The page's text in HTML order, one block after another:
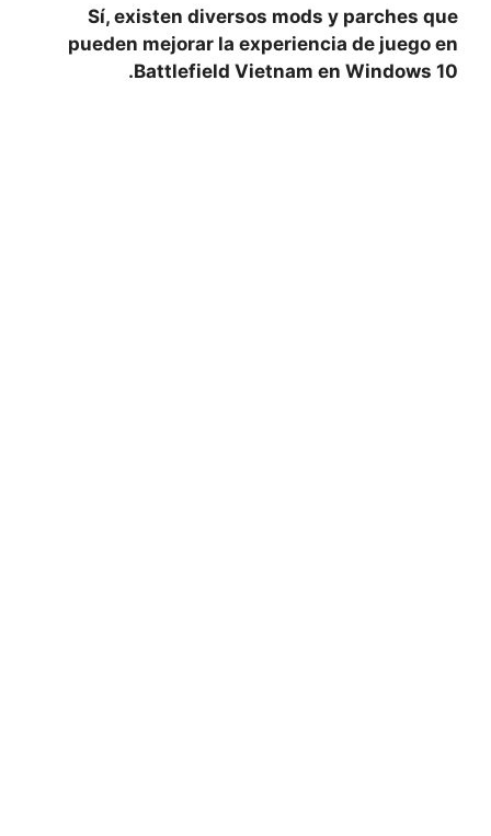
Sí, existen diversos mods y parches que
pueden mejorar la experiencia de juego en
Battlefield Vietnam en Windows 10.